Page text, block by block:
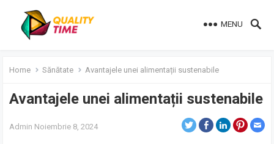
MENU
Home Sănătate Avantajele unei alimentații sustenabile
Avantajele unei alimentații sustenabile
Admin Noiembrie 8, 2024